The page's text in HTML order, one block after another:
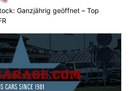
Ganzjährig geöffnet – Top